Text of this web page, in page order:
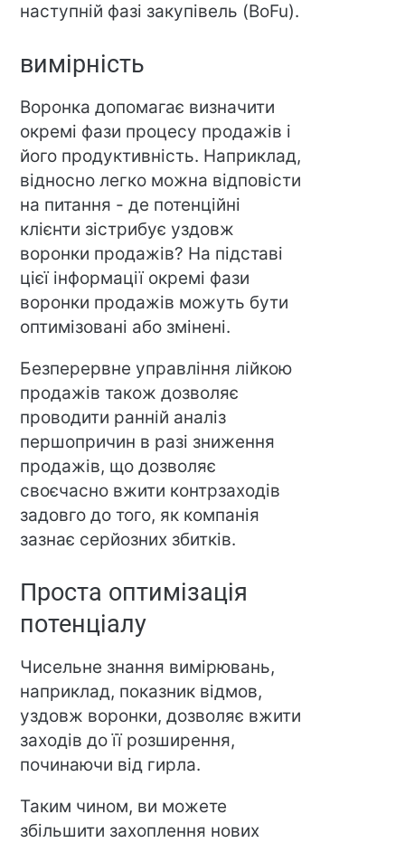
наступній фазі закупівель (BoFu).
вимірність
Воронка допомагає визначити
окремі фази процесу продажів і
його продуктивність. Наприклад,
відносно легко можна відповісти
на питання - де потенційні
клієнти зістрибує уздовж
воронки продажів? На підставі
цієї інформації окремі фази
воронки продажів можуть бути
оптимізовані або змінені.
Безперервне управління лійкою
продажів також дозволяє
проводити ранній аналіз
першопричин в разі зниження
продажів, що дозволяє
своєчасно вжити контрзаходів
задовго до того, як компанія
зазнає серйозних збитків.
Проста оптимізація
потенціалу
Чисельне знання вимірювань,
наприклад, показник відмов,
уздовж воронки, дозволяє вжити
заходів до її розширення,
починаючи від гирла.
Таким чином, ви можете
збільшити захоплення нових